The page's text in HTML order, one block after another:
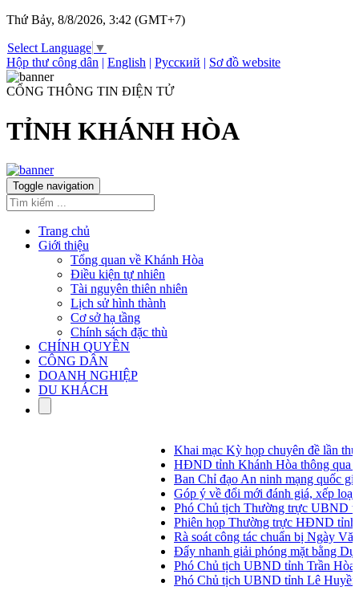
Thứ Bảy, 8/8/2026, 3:42 (GMT+7)
Select Language ▼
Hộp thư công dân | English | Русский | Sơ đồ website
CỔNG THÔNG TIN ĐIỆN TỬ
TỈNH KHÁNH HÒA
Toggle navigation
Trang chủ
Giới thiệu
Tổng quan về Khánh Hòa
Điều kiện tự nhiên
Tài nguyên thiên nhiên
Lịch sử hình thành
Cơ sở hạ tầng
Chính sách đặc thù
CHÍNH QUYỀN
CÔNG DÂN
DOANH NGHIỆP
DU KHÁCH
Khai mạc Kỳ họp chuyên đề lần thứ
HĐND tỉnh Khánh Hòa thông qua 14
Ban Chỉ đạo An ninh mạng quốc gia
Góp ý về đổi mới đánh giá, xếp loại
Phó Chủ tịch Thường trực UBND tỉnh
Phiên họp Thường trực HĐND tỉnh
Rà soát công tác chuẩn bị Ngày Văn
Đẩy nhanh giải phóng mặt bằng Dự
Phó Chủ tịch UBND tỉnh Trần Hòa
Phó Chủ tịch UBND tỉnh Lê Huyền